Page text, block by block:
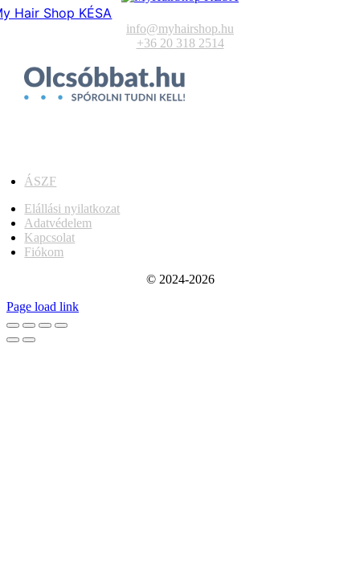
Hair Shop KÉSA
info@myhairshop.hu
+36 20 318 2514
ÁSZF
Elállási nyilatkozat
Adatvédelem
Kapcsolat
Fiókom
© 2024-2026
Page load link